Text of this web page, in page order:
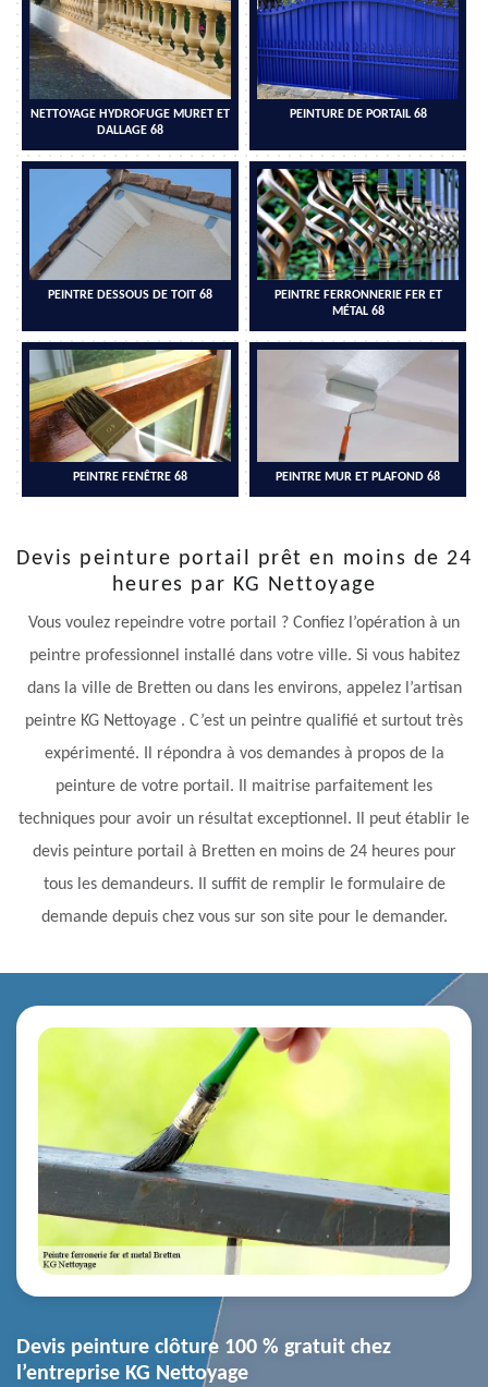
NETTOYAGE HYDROFUGE MURET ET
DALLAGE 68
PEINTURE DE PORTAIL 68
PEINTRE DESSOUS DE TOIT 68
PEINTRE FERRONNERIE FER ET
MÉTAL 68
PEINTRE FENÊTRE 68 PEINTRE MUR ET PLAFOND 68
Devis peinture portail prêt en moins de 24
heures par KG Nettoyage
Vous voulez repeindre votre portail ? Confiez l’opération à un
peintre professionnel installé dans votre ville. Si vous habitez
dans la ville de Bretten ou dans les environs, appelez l’artisan
peintre KG Nettoyage . C’est un peintre qualifié et surtout très
expérimenté. Il répondra à vos demandes à propos de la
peinture de votre portail. Il maitrise parfaitement les
techniques pour avoir un résultat exceptionnel. Il peut établir le
devis peinture portail à Bretten en moins de 24 heures pour
tous les demandeurs. Il suffit de remplir le formulaire de
demande depuis chez vous sur son site pour le demander.
Devis peinture clôture 100 % gratuit chez
l’entreprise KG Nettoyage